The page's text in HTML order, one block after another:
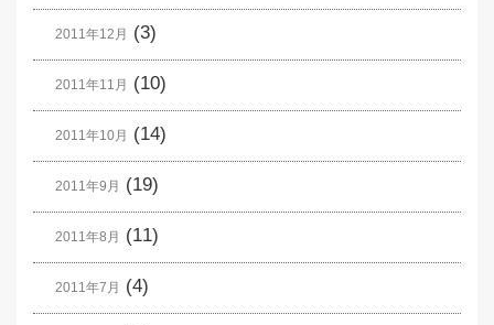
2011年12月 (3)
2011年11月 (10)
2011年10月 (14)
2011年9月 (19)
2011年8月 (11)
2011年7月 (4)